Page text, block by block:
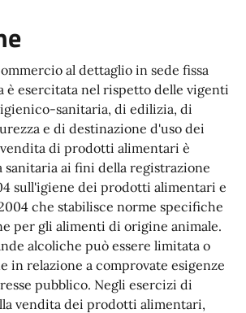
al dettaglio in sede fissa
è esercitata nel rispetto delle vigenti
sanitaria, di edilizia, di
e di destinazione d'uso dei
di prodotti alimentari è
sanitaria ai fini della registrazione
sull'igiene dei prodotti alimentari e
che stabilisce norme specifiche
per gli alimenti di origine animale.
alcoliche può essere limitata o
in relazione a comprovate esigenze
pubblico. Negli esercizi di
vendita dei prodotti alimentari,